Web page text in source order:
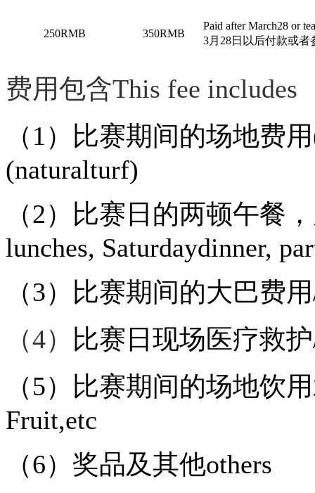
250RMB 350RMB
Paid after March28 or
3月 28日以后付款或者
费用包含This fee includes
（ 1 ）比赛期间的场地费用
(naturalturf)
（2）比赛日的两顿午餐
lunches, Saturdaydinner,
（3）比赛期间的大巴费用
（4） 比赛日现场医疗救护
（5）比赛期间的场地饮
Fruit,etc
（6）奖品及其他others